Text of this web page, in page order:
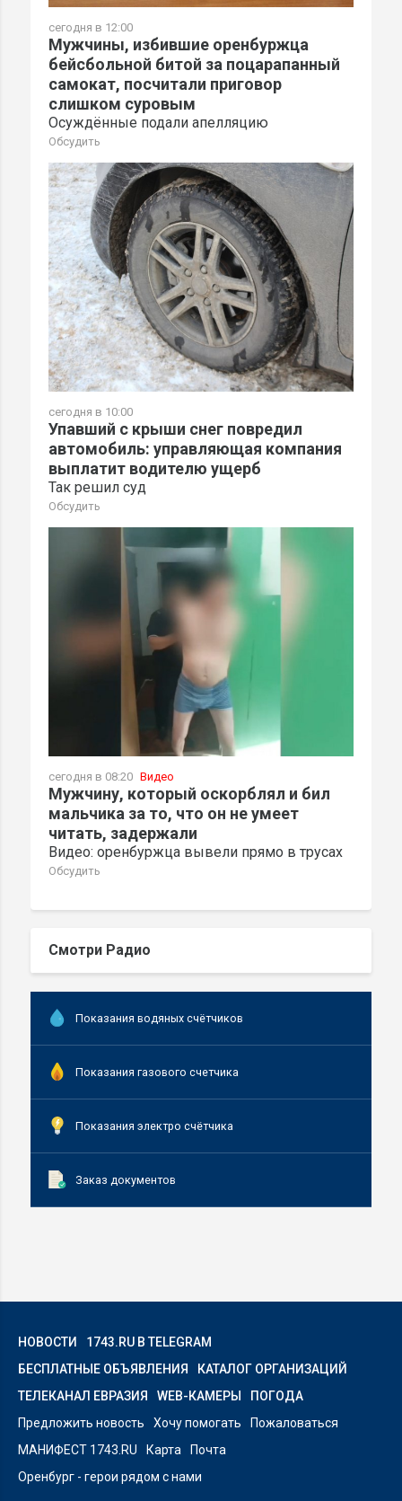
сегодня в 12:00
Мужчины, избившие оренбуржца
бейсбольной битой за поцарапанный
самокат, посчитали приговор
слишком суровым
Осуждённые подали апелляцию
Обсудить
сегодня в 10:00
Упавший с крыши снег повредил
автомобиль: управляющая компания
выплатит водителю ущерб
Так решил суд
Обсудить
сегодня в 08:20 Видео
Мужчину, который оскорблял и бил
мальчика за то, что он не умеет
читать, задержали
Видео: оренбуржца вывели прямо в трусах
Обсудить
Смотри Радио
Показания водяных счётчиков
Показания газового счетчика
Показания электро счётчика
Заказ документов
НОВОСТИ
1743.RU В TELEGRAM
БЕСПЛАТНЫЕ ОБЪЯВЛЕНИЯ
КАТАЛОГ ОРГАНИЗАЦИЙ
ТЕЛЕКАНАЛ ЕВРАЗИЯ
WEB-КАМЕРЫ
ПОГОДА
Предложить новость
Хочу помогать
Пожаловаться
МАНИФЕСТ 1743.RU
Карта
Почта
Оренбург - герои рядом с нами